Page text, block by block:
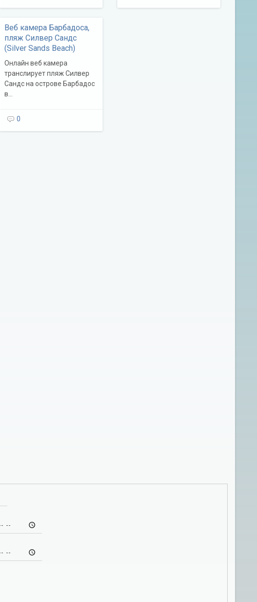
Веб камера Барбадоса,
пляж Силвер Сандс
(Silver Sands Beach)
Онлайн веб камера
транслирует пляж Силвер
Сандс на острове Барбадос
в…
0